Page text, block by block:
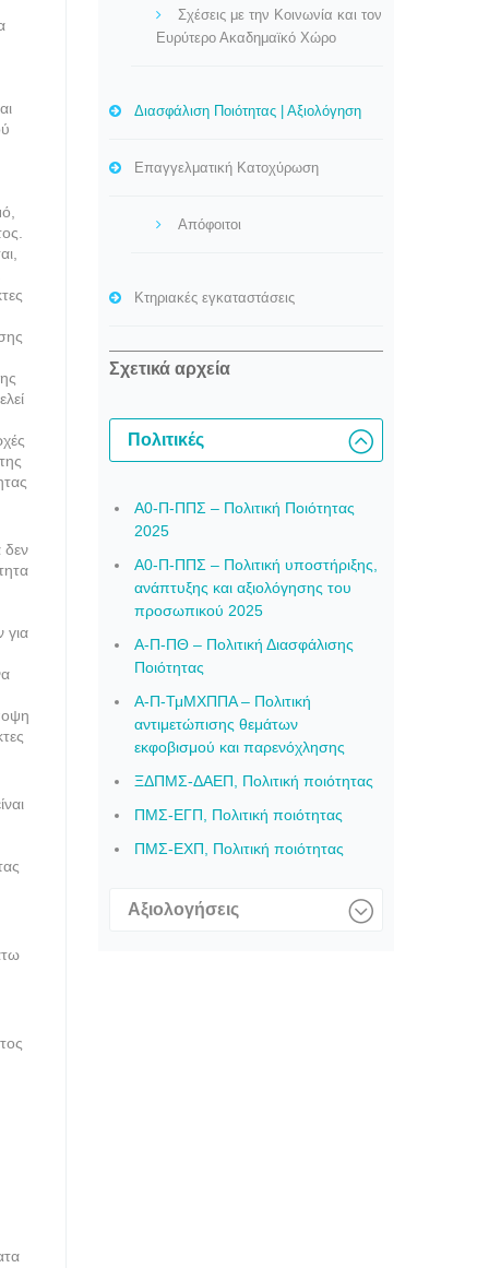
δεν
για
Σχέσεις με την Κοινωνία και τον
Ευρύτερο Ακαδημαϊκό Χώρο
Διασφάλιση Ποιότητας | Αξιολόγηση
Επαγγελματική Κατοχύρωση
Απόφοιτοι
Κτηριακές εγκαταστάσεις
Σχετικά αρχεία
Πολιτικές
A0-Π-ΠΠΣ – Πολιτική Ποιότητας
2025
A0-Π-ΠΠΣ – Πολιτική υποστήριξης,
ανάπτυξης και αξιολόγησης του
προσωπικού 2025
Α-Π-ΠΘ – Πολιτική Διασφάλισης
Ποιότητας
Α-Π-ΤμΜΧΠΠΑ – Πολιτική
αντιμετώπισης θεμάτων
εκφοβισμού και παρενόχλησης
ΞΔΠΜΣ-ΔΑΕΠ, Πολιτική ποιότητας
ΠΜΣ-ΕΓΠ, Πολιτική ποιότητας
ΠΜΣ-ΕΧΠ, Πολιτική ποιότητας
Αξιολογήσεις